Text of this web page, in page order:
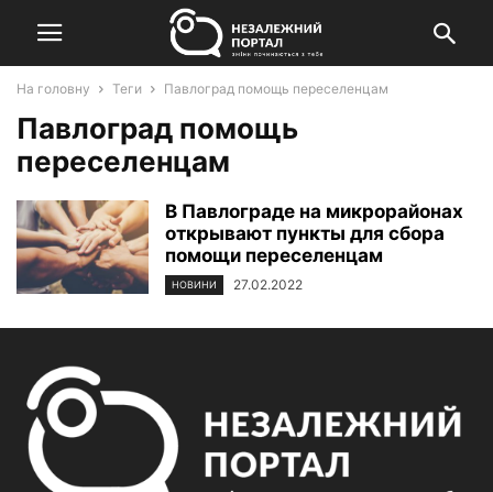
На головну Теги Павлоград помощь переселенцам
Павлоград помощь
переселенцам
В Павлограде на микрорайонах
открывают пункты для сбора
помощи переселенцам
НОВИНИ 27.02.2022